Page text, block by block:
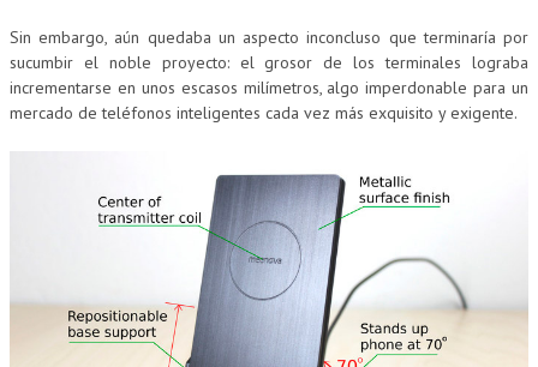
Sin embargo, aún quedaba un aspecto inconcluso que terminaría por
sucumbir el noble proyecto: el grosor de los terminales lograba
incrementarse en unos escasos milímetros, algo imperdonable para un
mercado de teléfonos inteligentes cada vez más exquisito y exigente.